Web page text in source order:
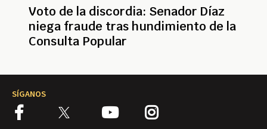
Voto de la discordia: Senador Díaz
niega fraude tras hundimiento de la
Consulta Popular
SÍGANOS